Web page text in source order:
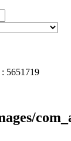
: 5651719